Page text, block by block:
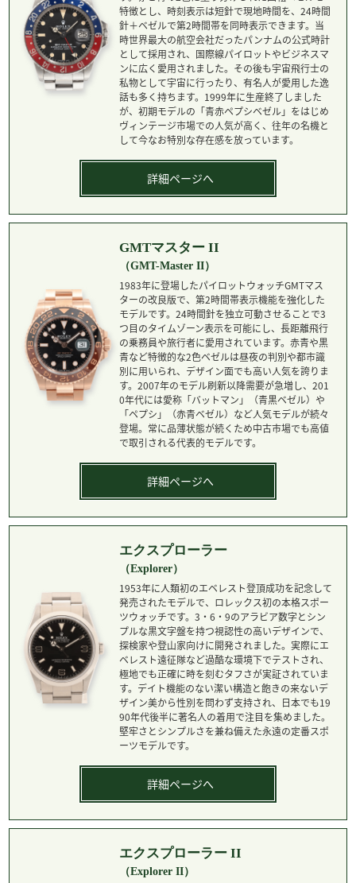
特徴とし、時刻表示は短針で現地時間を、24時間
針＋ベゼルで第2時間帯を同時表示できます。当
時世界最大の航空会社だったパンナムの公式時計
として採用され、国際線パイロットやビジネスマ
ンに広く愛用されました。その後も宇宙飛行士の
私物として宇宙に行ったり、有名人が愛用した逸
話も多く持ちます。1999年に生産終了しました
が、初期モデルの「青赤ペプシベゼル」をはじめ
ヴィンテージ市場での人気が高く、往年の名機と
して今なお特別な存在感を放っています。
詳細ページへ
GMTマスター II
（GMT-Master II）
1983年に登場したパイロットウォッチGMTマス
ターの改良版で、第2時間帯表示機能を強化した
モデルです。24時間針を独立可動させることで3
つ目のタイムゾーン表示を可能にし、長距離飛行
の乗務員や旅行者に愛用されています。赤青や黒
青など特徴的な2色ベゼルは昼夜の判別や都市識
別に用いられ、デザイン面でも高い人気を誇りま
す。2007年のモデル刷新以降需要が急増し、201
0年代には愛称「バットマン」（青黒ベゼル）や
「ペプシ」（赤青ベゼル）など人気モデルが続々
登場。常に品薄状態が続くため中古市場でも高値
で取引される代表的モデルです。
詳細ページへ
エクスプローラー
（Explorer）
1953年に人類初のエベレスト登頂成功を記念して
発売されたモデルで、ロレックス初の本格スポー
ツウォッチです。3・6・9のアラビア数字とシン
プルな黒文字盤を持つ視認性の高いデザインで、
探検家や登山家向けに開発されました。実際にエ
ベレスト遠征隊など過酷な環境下でテストされ、
極地でも正確に時を刻むタフさが実証されていま
す。デイト機能のない潔い構造と飽きの来ないデ
ザイン美から性別を問わず支持され、日本でも19
90年代後半に著名人の着用で注目を集めました。
堅牢さとシンプルさを兼ね備えた永遠の定番スポ
ーツモデルです。
詳細ページへ
エクスプローラー II
（Explorer II）